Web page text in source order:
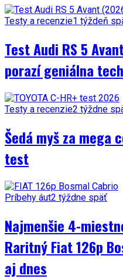
Testy a recenzie1 týždeň
Test Audi RS 5
porazí geniálna
Testy a recenzie2 týždne
Šedá myš za mega
test
Príbehy áut2 týždne späť
Najmenšie 4-
Raritný Fiat 126p
aj dnes